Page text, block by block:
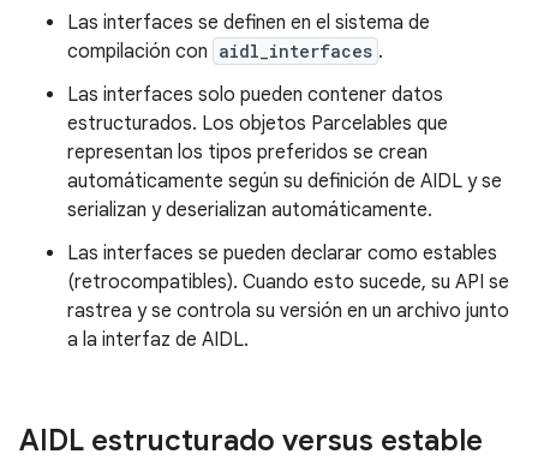
Las interfaces se definen en el sistema de
compilación con aidl_interfaces .
Las interfaces solo pueden contener datos
estructurados. Los objetos Parcelables que
representan los tipos preferidos se crean
automáticamente según su definición de AIDL y se
serializan y deserializan automáticamente.
Las interfaces se pueden declarar como estables
(retrocompatibles). Cuando esto sucede, su API se
rastrea y se controla su versión en un archivo junto
a la interfaz de AIDL.
AIDL estructurado versus estable